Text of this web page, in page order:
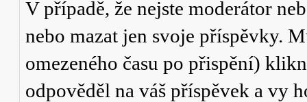
V případě, že nejste moderátor
nebo mazat jen svoje příspěvky.
omezeného času po přispění)
odpověděl na váš příspěvek a vy